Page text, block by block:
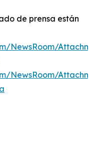
de prensa están
NewsRoom/
NewsRoom/